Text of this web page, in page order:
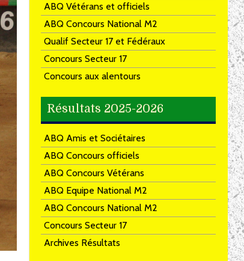
ABQ Vétérans et officiels
ABQ Concours National M2
Qualif Secteur 17 et Fédéraux
Concours Secteur 17
Concours aux alentours
Résultats 2025-2026
ABQ Amis et Sociétaires
ABQ Concours officiels
ABQ Concours Vétérans
ABQ Equipe National M2
ABQ Concours National M2
Concours Secteur 17
Archives Résultats